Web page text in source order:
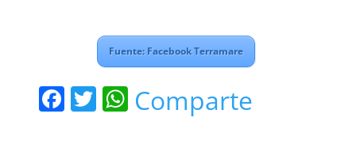
Fuente: Facebook Terramare
F T W
Comparte